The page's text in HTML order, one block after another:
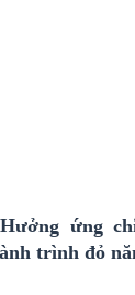
ứng
trình đỏ